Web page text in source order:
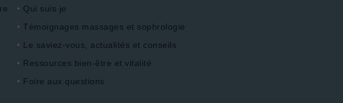
Qui suis je
Témoignages massages et sophrologie
Le saviez-vous, actualités et conseils
Ressources bien-être et vitalité
Foire aux questions